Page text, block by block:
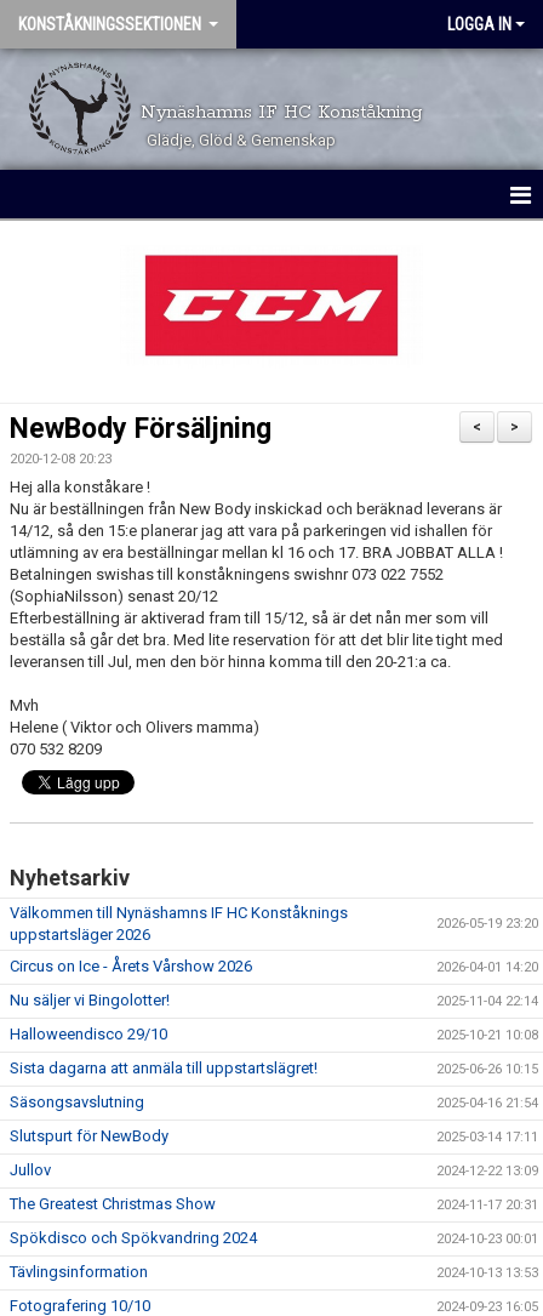
KONSTÅKNINGSSEKTIONEN LOGGA IN
Nynäshamns IF HC Konståkning
Glädje, Glöd & Gemenskap
VÅRA GRUPPER
ÅKARINFORMATION
VÅRA TRÄNARE
EVENEMANG
INFORMATION
KLUBBKLÄDER
AVGIFTER
VÅRA TÄVLINGAR
LÄGER
KONTAKT
>
<
NewBody Försäljning
2020-12-08 20:23
Hej alla konståkare !
Nu är beställningen från New Body inskickad och beräknad leverans är
14/12, så den 15:e planerar jag att vara på parkeringen vid ishallen för
utlämning av era beställningar mellan kl 16 och 17. BRA JOBBAT ALLA !
Betalningen swishas till konståkningens swishnr 073 022 7552
(SophiaNilsson) senast 20/12
Efterbeställning är aktiverad fram till 15/12, så är det nån mer som vill
beställa så går det bra. Med lite reservation för att det blir lite tight med
leveransen till Jul, men den bör hinna komma till den 20-21:a ca.
Mvh
Helene ( Viktor och Olivers mamma)
070 532 8209
Nyhetsarkiv
Välkommen till Nynäshamns IF HC Konståknings
uppstartsläger 2026
2026-05-19 23:20
Circus on Ice - Årets Vårshow 2026 2026-04-01 14:20
Nu säljer vi Bingolotter! 2025-11-04 22:14
Halloweendisco 29/10 2025-10-21 10:08
Sista dagarna att anmäla till uppstartslägret! 2025-06-26 10:15
Säsongsavslutning 2025-04-16 21:54
Slutspurt för NewBody 2025-03-14 17:11
Jullov 2024-12-22 13:09
The Greatest Christmas Show 2024-11-17 20:31
Spökdisco och Spökvandring 2024 2024-10-23 00:01
Tävlingsinformation 2024-10-13 13:53
Fotografering 10/10 2024-09-23 16:05